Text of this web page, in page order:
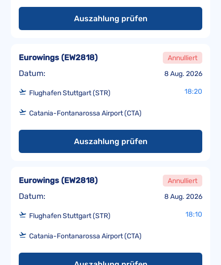
Auszahlung prüfen
Datum: 8 Aug. 2026
Eurowings (EW2818) Annulliert
Flughafen Stuttgart (STR) 18:20
Catania-Fontanarossa Airport (CTA)
Auszahlung prüfen
Datum: 8 Aug. 2026
Eurowings (EW2818) Annulliert
Flughafen Stuttgart (STR) 18:10
Catania-Fontanarossa Airport (CTA)